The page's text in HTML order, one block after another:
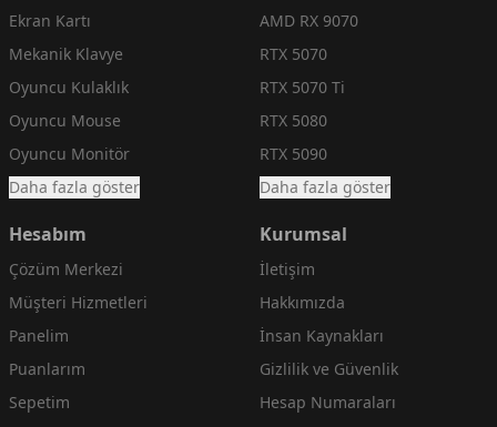
Ekran Kartı
Mekanik Klavye
Oyuncu Kulaklık
Oyuncu Mouse
Oyuncu Monitör
Daha fazla göster
AMD RX 9070
RTX 5070
RTX 5070 Ti
RTX 5080
RTX 5090
Daha fazla göster
Hesabım
Çözüm Merkezi
Müşteri Hizmetleri
Panelim
Puanlarım
Sepetim
Kurumsal
İletişim
Hakkımızda
İnsan Kaynakları
Gizlilik ve Güvenlik
Hesap Numaraları